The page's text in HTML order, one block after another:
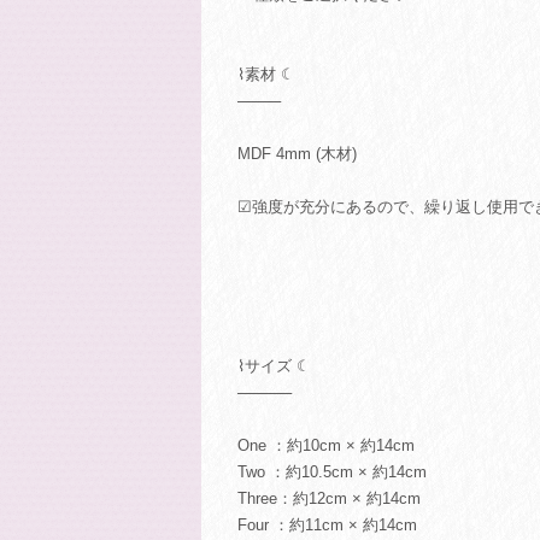
⌇素材 ☾
────
MDF 4mm (木材)
☑強度が充分にあるので、繰り返し使用で
⌇サイズ ☾
─────
One ：約10cm × 約14cm
Two ：約10.5cm × 約14cm
Three：約12cm × 約14cm
Four ：約11cm × 約14cm